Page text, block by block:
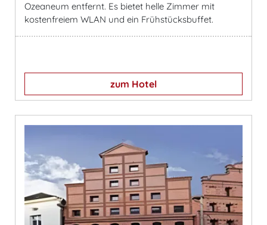
Ozeaneum entfernt. Es bietet helle Zimmer mit
kostenfreiem WLAN und ein Frühstücksbuffet.
zum Hotel